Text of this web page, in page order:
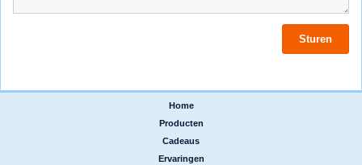
Home
Producten
Cadeaus
Ervaringen